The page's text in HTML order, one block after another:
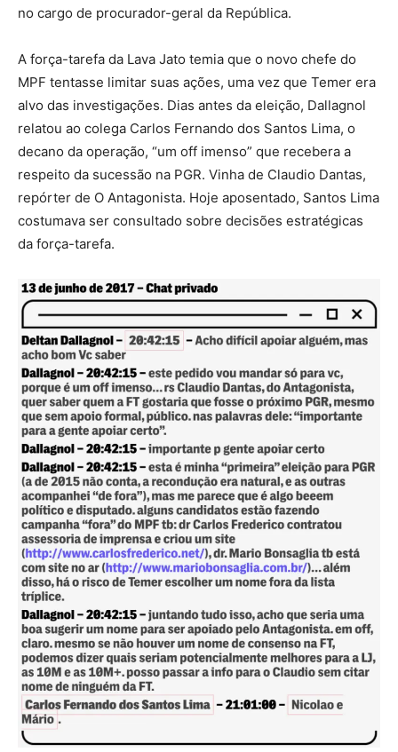
no cargo de procurador-geral da República.
A força-tarefa da Lava Jato temia que o novo chefe do
MPF tentasse limitar suas ações, uma vez que Temer era
alvo das investigações. Dias antes da eleição, Dallagnol
relatou ao colega Carlos Fernando dos Santos Lima, o
decano da operação, “um off imenso” que recebera a
respeito da sucessão na PGR. Vinha de Claudio Dantas,
repórter de O Antagonista. Hoje aposentado, Santos Lima
costumava ser consultado sobre decisões estratégicas
da força-tarefa.